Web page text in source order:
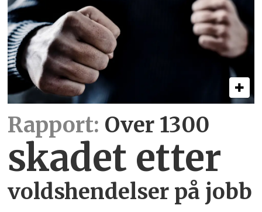
Rapport: Over 1300
skadet etter
voldshendelser på jobb